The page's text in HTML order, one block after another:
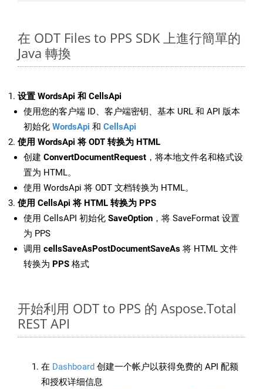
在 ODT Files to PPS SDK 上進行簡單的
Java 轉換
设置 WordsApi 和 CellsApi
使用您的客户端 ID、客户端密钥、基本 URL 和 API 版本
初始化 WordsApi 和 CellsApi
使用 WordsApi 将 ODT 转换为 HTML
创建 ConvertDocumentRequest ，将本地文件名和格式设
置为 HTML。
使用 WordsApi 将 ODT 文档转换为 HTML。
使用 CellsApi 将 HTML 转换为 PPS
使用 CellsAPI 初始化 SaveOption ，将 SaveFormat 设置
为 PPS
调用 cellsSaveAsPostDocumentSaveAs 将 HTML 文件
转换为 PPS 格式
开始利用 ODT to PPS 的 Aspose.Total
REST API
在 Dashboard 创建一个帐户以获得免费的 API 配额
和授权详细信息